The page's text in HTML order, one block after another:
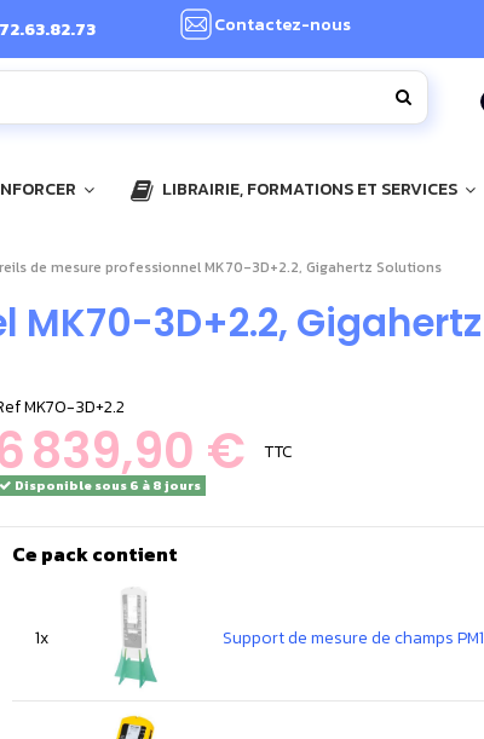
Contactez-nous
LIBRAIRIE, FORMATIONS ET SERVICES
de mesure professionnel MK70-3D+2.2, Gigahertz Solutions
3D+2.2,
MK70-3D+2.2
839,90 € TTC
Disponible sous 6 à 8 jours
Ce pack contient
1x Support de mesure de champs PM1